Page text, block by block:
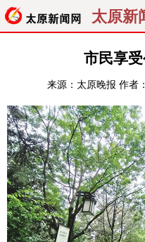
太原新
聚焦
经济 关注
纵横 曝光
旅游 理财
看天下 晋月读
太原日报 太原晚报
市民享
来源： 太原晚报 作者